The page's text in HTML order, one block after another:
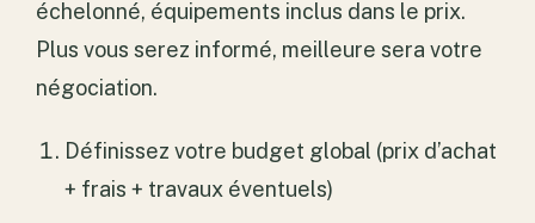
échelonné, équipements inclus dans le prix.
Plus vous serez informé, meilleure sera votre
négociation.
Définissez votre budget global (prix d’achat
+ frais + travaux éventuels)